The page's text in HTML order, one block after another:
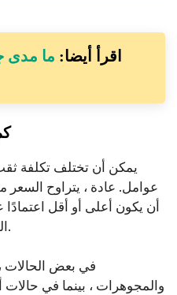
اقرأ أيضا: ما مدى
يمكن أن تختلف تكلفة
أن يكون أعلى أو أقل
الثاقب والمجوهرات المستخدمة.
في بعض الحالات
والمجوهرات ، بينما في